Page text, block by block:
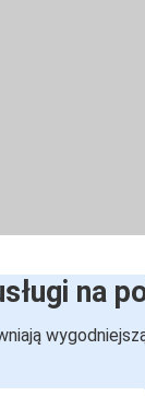
na